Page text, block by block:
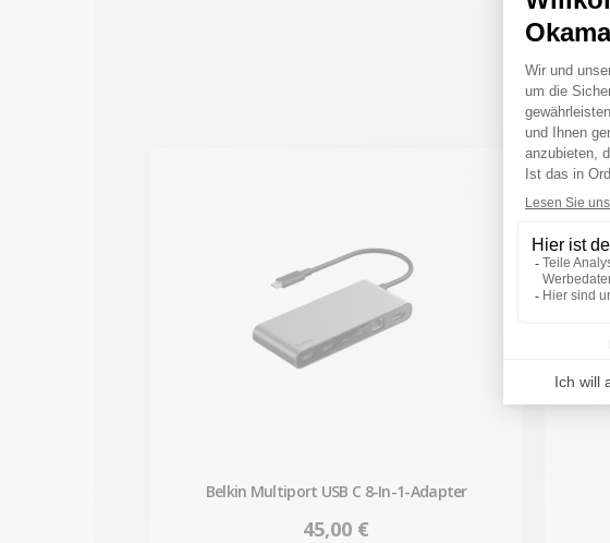
Belkin Multiport USB C 8-In-1-Adapter
Preis
45,00 €